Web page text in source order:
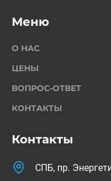
Контакты
СПБ, пр.
Меню
О НАС
ЦЕНЫ
ВОПРОС-ОТВЕТ
КОНТАКТЫ